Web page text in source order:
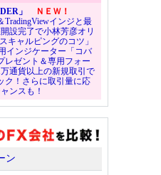
」
ＮＥＷ！
TradingViewインジと最
設完了で小林芳彦オリ
キャルピングのコツ」
インジケーター「コバ
レゼント＆専用フォー
通貨以上の新規取引で
ク！さらに取引量に応
ンスも！
ン